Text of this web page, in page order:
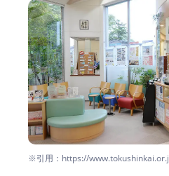
※引用：https://